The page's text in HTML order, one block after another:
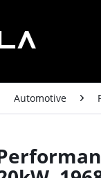
Automotive